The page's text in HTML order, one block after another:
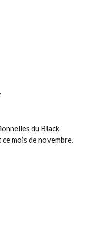
du Black
mois de novembre.